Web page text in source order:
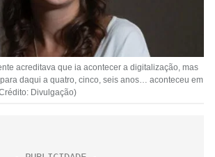
acreditava que ia acontecer a digitalização, mas
daqui a quatro, cinco, seis anos… aconteceu em
Divulgação)